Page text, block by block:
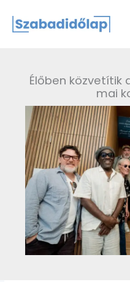
content
Élőben közvetítik
mai